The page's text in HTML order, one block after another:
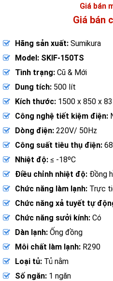
Hãng sản xuất: Sumikura
Model: SKIF-150TS
Tình trạng: Cũ & Mới
Dung tích: 500 lít
Kích thước: 1500 x 850 x
Công nghệ tiết kiệm điện:
Dòng điện: 220V/ 50Hz
Công suất tiêu thụ điện:
Nhiệt độ: ≤ -18ºC
Điều chỉnh nhiệt độ: Đồng
Chức năng làm lạnh: Trực
Chức năng xả tuyết tự
Chức năng sưởi kính: Có
Dàn lạnh: Ống đồng
Môi chất làm lạnh: R290
Loại tủ: Tủ nằm
Số ngăn: 1 ngăn